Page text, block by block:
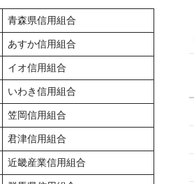
青森県信用組合
あすか信用組合
イオ信用組合
いわき信用組合
笠岡信用組合
君津信用組合
近畿産業信用組合